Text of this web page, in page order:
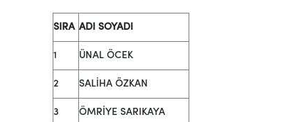
SIRA ADI SOYADI
1 ÜNAL ÖCEK
2 SALİHA ÖZKAN
3 ÖMRİYE SARIKAYA